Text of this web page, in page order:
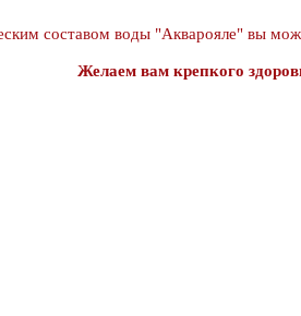
составом воды "Акварояле" вы
Желаем вам крепкого